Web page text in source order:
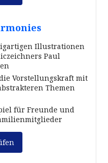
Illustrationen
Paul
Vorstellungskraft mit
Themen
für Freunde und